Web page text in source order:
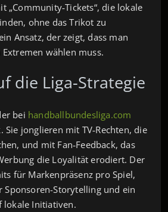
„Community‑Tickets“, die lokale
ohne das Trikot zu
Ansatz, der zeigt, dass man
wählen muss.
die Liga-Strategie
bei handballbundesliga.com
Sie jonglieren mit TV‑Rechten, die
und mit Fan‑Feedback, das
die Loyalität erodiert. Der
für Markenpräsenz pro Spiel,
Sponsoren-Storytelling und ein
lokale Initiativen.